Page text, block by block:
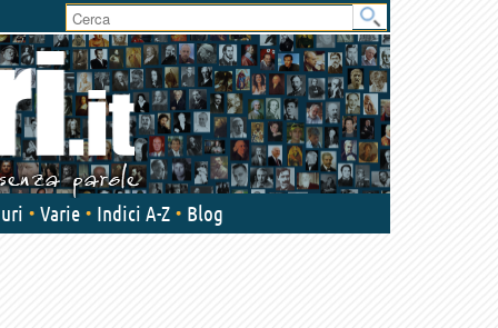
User
area
Varie Indici A-Z Blog